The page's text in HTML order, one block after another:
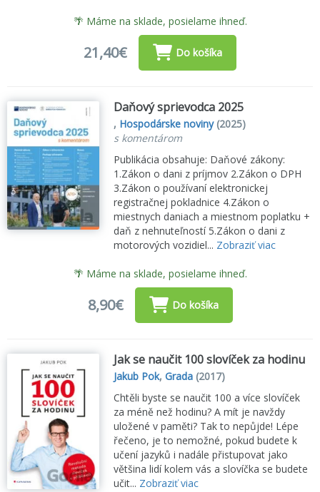
🌴 Máme na sklade, posielame ihneď.
21,40€ Do košíka
Daňový sprievodca 2025
, Hospodárske noviny(2025)
s komentárom
Publikácia obsahuje: Daňové zákony:
1.Zákon o dani z príjmov 2.Zákon o DPH
3.Zákon o používaní elektronickej
registračnej pokladnice 4.Zákon o
miestnych daniach a miestnom poplatku +
daň z nehnuteľností 5.Zákon o dani z
motorových vozidiel... Zobraziť viac
🌴 Máme na sklade, posielame ihneď.
8,90€ Do košíka
Jak se naučit 100 slovíček za hodinu
Jakub Pok,Grada (2017)
Chtěli byste se naučit 100 a více slovíček
za méně než hodinu? A mít je navždy
uložené v paměti? Tak to nepůjde! Lépe
řečeno, je to nemožné, pokud budete k
učení jazyků i nadále přistupovat jako
většina lidí kolem vás a slovíčka se budete
učit... Zobraziť viac